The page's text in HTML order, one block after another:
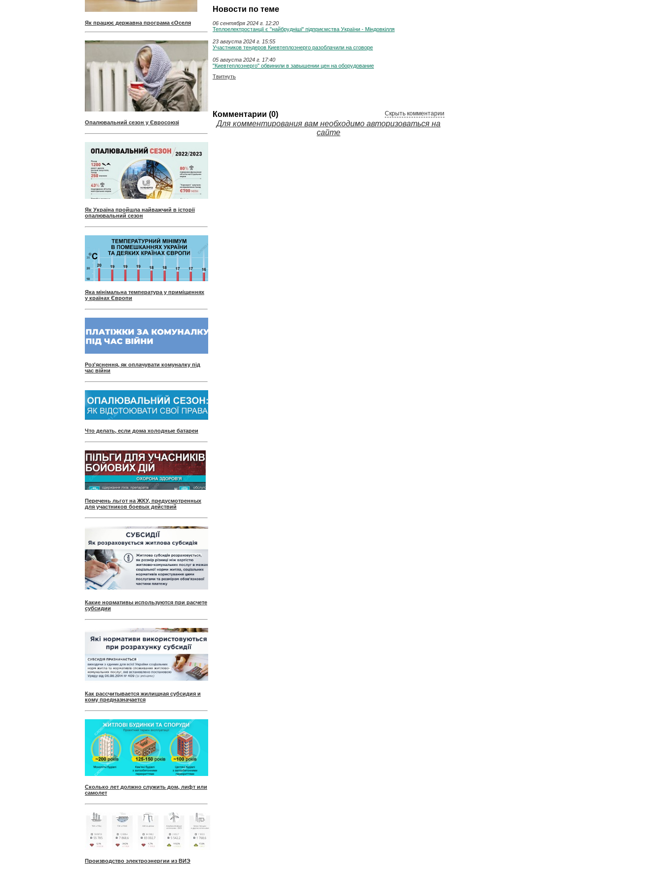
Як працює державна програма єОселя
Опалювальний сезон у Євросоюзі
Як Україна пройшла найважчий в історії
опалювальний сезон
Яка мінімальна температура у приміщеннях
у країнах Європи
Роз'яснення, як оплачувати комуналку під
час війни
Что делать, если дома холодные батареи
Перечень льгот на ЖКУ, предусмотренных
для участников боевых действий
Какие нормативы используются при расчете
субсидии
Как рассчитывается жилищная субсидия и
кому предназначается
Сколько лет должно служить дом, лифт или
самолет
Производство электроэнергии из ВИЭ
Новости по теме
06 сентября 2024 г. 12:20
Теплоелектростанції є "найбрудніші" підприємства України - Міндовкілля
23 августа 2024 г. 15:55
Участников тендеров Киевтеплоэнерго разоблачили на сговоре
05 августа 2024 г. 17:40
"Киевтеплоэнерго" обвинили в завышении цен на оборудование
Твитнуть
Комментарии (0) Скрыть комментарии
Для комментирования вам необходимо авторизоваться на
сайте